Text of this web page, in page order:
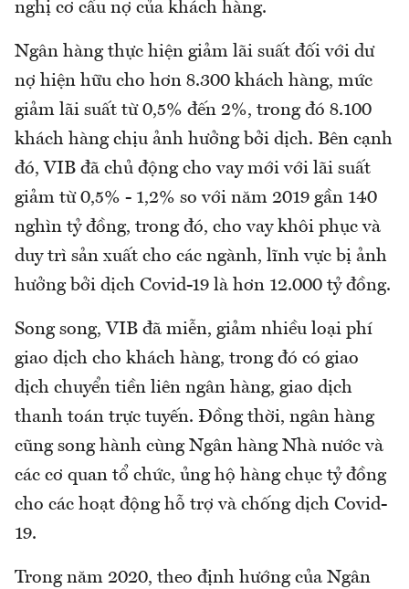
nghị cơ cấu nợ của khách hàng.
Ngân hàng thực hiện giảm lãi suất đối với dư
nợ hiện hữu cho hơn 8.300 khách hàng, mức
giảm lãi suất từ 0,5% đến 2%, trong đó 8.100
khách hàng chịu ảnh hưởng bởi dịch. Bên cạnh
đó, VIB đã chủ động cho vay mới với lãi suất
giảm từ 0,5% - 1,2% so với năm 2019 gần 140
nghìn tỷ đồng, trong đó, cho vay khôi phục và
duy trì sản xuất cho các ngành, lĩnh vực bị ảnh
hưởng bởi dịch Covid-19 là hơn 12.000 tỷ đồng.
Song song, VIB đã miễn, giảm nhiều loại phí
giao dịch cho khách hàng, trong đó có giao
dịch chuyển tiền liên ngân hàng, giao dịch
thanh toán trực tuyến. Đồng thời, ngân hàng
cũng song hành cùng Ngân hàng Nhà nước và
các cơ quan tổ chức, ủng hộ hàng chục tỷ đồng
cho các hoạt động hỗ trợ và chống dịch Covid-
19.
Trong năm 2020, theo định hướng của Ngân